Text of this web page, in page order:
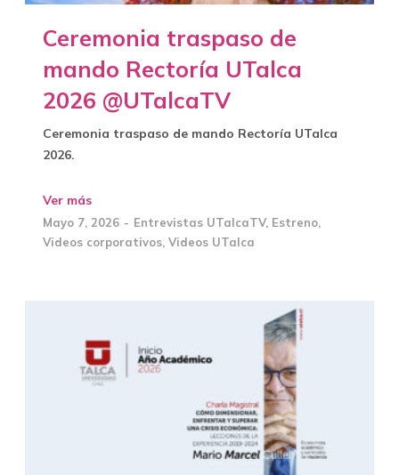
Ceremonia traspaso de
mando Rectoría UTalca
2026 @UTalcaTV
Ceremonia traspaso de mando Rectoría UTalca
2026.
Ver más
Mayo 7, 2026 Entrevistas UTalcaTV, Estreno,
Videos corporativos, Videos UTalca